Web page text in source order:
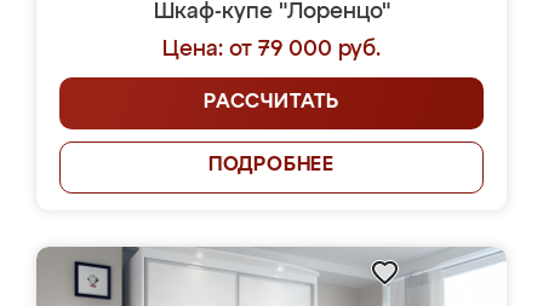
Шкаф-купе "Лоренцо"
Цена: от 79 000 руб.
РАССЧИТАТЬ
ПОДРОБНЕЕ